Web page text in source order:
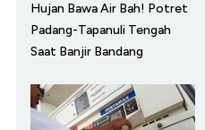
Hujan Bawa Air Bah! Potret
Padang-Tapanuli Tengah
Saat Banjir Bandang